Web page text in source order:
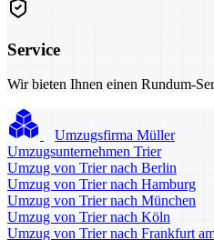
Service
Wir bieten Ihnen einen Rundum-
Umzugsfirma Müller
Umzugsunternehmen Trier
Umzug von Trier nach Berlin
Umzug von Trier nach Hamburg
Umzug von Trier nach München
Umzug von Trier nach Köln
Umzug von Trier nach Frankfurt